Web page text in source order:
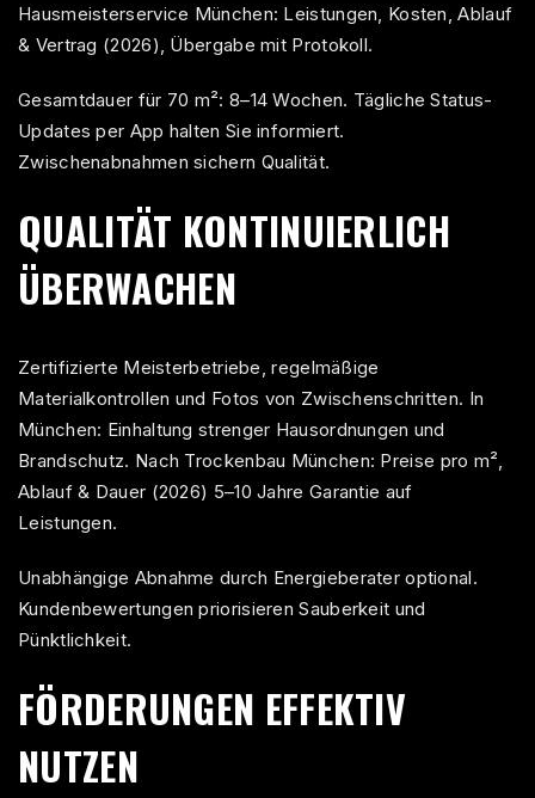
Hausmeisterservice München: Leistungen, Kosten, Ablauf
& Vertrag (2026), Übergabe mit Protokoll.
Gesamtdauer für 70 m²: 8–14 Wochen. Tägliche Status-
Updates per App halten Sie informiert.
Zwischenabnahmen sichern Qualität.
QUALITÄT KONTINUIERLICH
ÜBERWACHEN
Zertifizierte Meisterbetriebe, regelmäßige
Materialkontrollen und Fotos von Zwischenschritten. In
München: Einhaltung strenger Hausordnungen und
Brandschutz. Nach Trockenbau München: Preise pro m²,
Ablauf & Dauer (2026) 5–10 Jahre Garantie auf
Leistungen.
Unabhängige Abnahme durch Energieberater optional.
Kundenbewertungen priorisieren Sauberkeit und
Pünktlichkeit.
FÖRDERUNGEN EFFEKTIV
NUTZEN